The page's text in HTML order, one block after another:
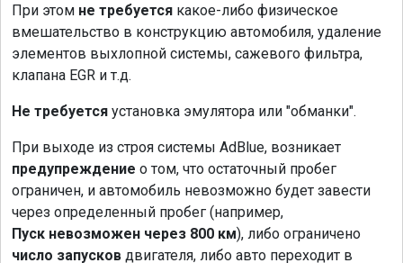
При этом не требуется какое-либо физическое
вмешательство в конструкцию автомобиля, удаление
элементов выхлопной системы, сажевого фильтра,
клапана EGR и т.д.
Не требуется установка эмулятора или "обманки".
При выходе из строя системы AdBlue, возникает
предупреждение о том, что остаточный пробег
ограничен, и автомобиль невозможно будет завести
через определенный пробег (например,
Пуск невозможен через 800 км), либо ограничено
число запусков двигателя, либо авто переходит в